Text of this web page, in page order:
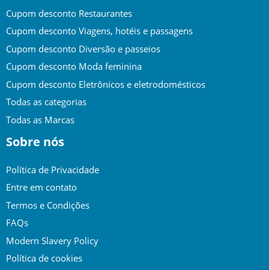
Cupom desconto Restaurantes
Cupom desconto Viagens, hotéis e passagens
Cupom desconto Diversão e passeios
Cupom desconto Moda feminina
Cupom desconto Eletrônicos e eletrodomésticos
Todas as categorias
Todas as Marcas
Sobre nós
Política de Privacidade
Entre em contato
Termos e Condições
FAQs
Modern Slavery Policy
Política de cookies